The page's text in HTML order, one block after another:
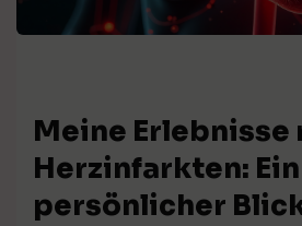
Meine Erlebnisse
Herzinfarkten: Ein
persönlicher